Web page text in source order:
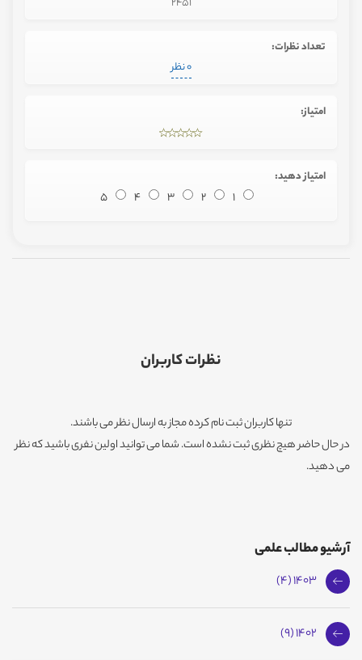
تعداد نظرات:
0 نظر
امتیاز:
امتیاز دهید:
1
2
3
4
5
نظرات کاربران
تنها کاربران ثبت نام کرده مجاز به ارسال نظر می باشند.
در حال حاضر هیچ نظری ثبت نشده است. شما می توانید اولین نفری باشید که نظر
می دهید.
آرشیو مطالب علمی
1403 (4)
1402 (9)